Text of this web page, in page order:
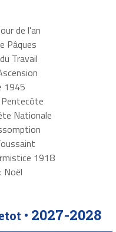
de l'an
Pâques
Travail
1945
Pentecôte
Nationale
1918
: Noël
• 2027-2028